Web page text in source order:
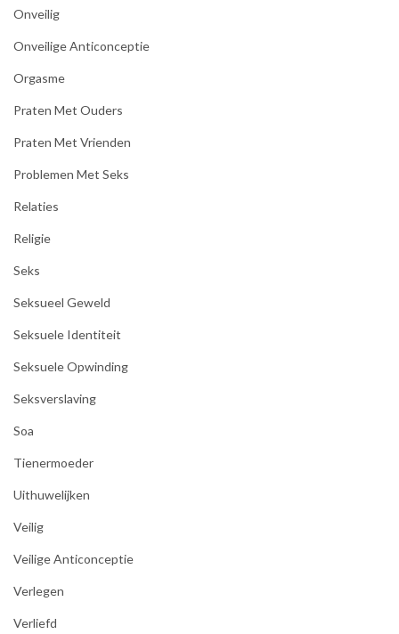
Onveilig
Onveilige Anticonceptie
Orgasme
Praten Met Ouders
Praten Met Vrienden
Problemen Met Seks
Relaties
Religie
Seks
Seksueel Geweld
Seksuele Identiteit
Seksuele Opwinding
Seksverslaving
Soa
Tienermoeder
Uithuwelijken
Veilig
Veilige Anticonceptie
Verlegen
Verliefd